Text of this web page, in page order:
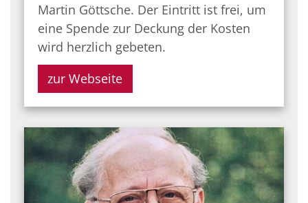
Martin Göttsche. Der Eintritt ist frei, um
eine Spende zur Deckung der Kosten
wird herzlich gebeten.
zur Webseite